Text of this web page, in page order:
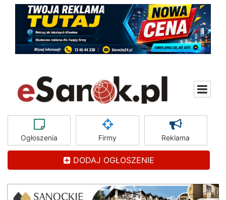
Ogłoszenia Firmy Reklama
DODAJ OGŁOSZENIE